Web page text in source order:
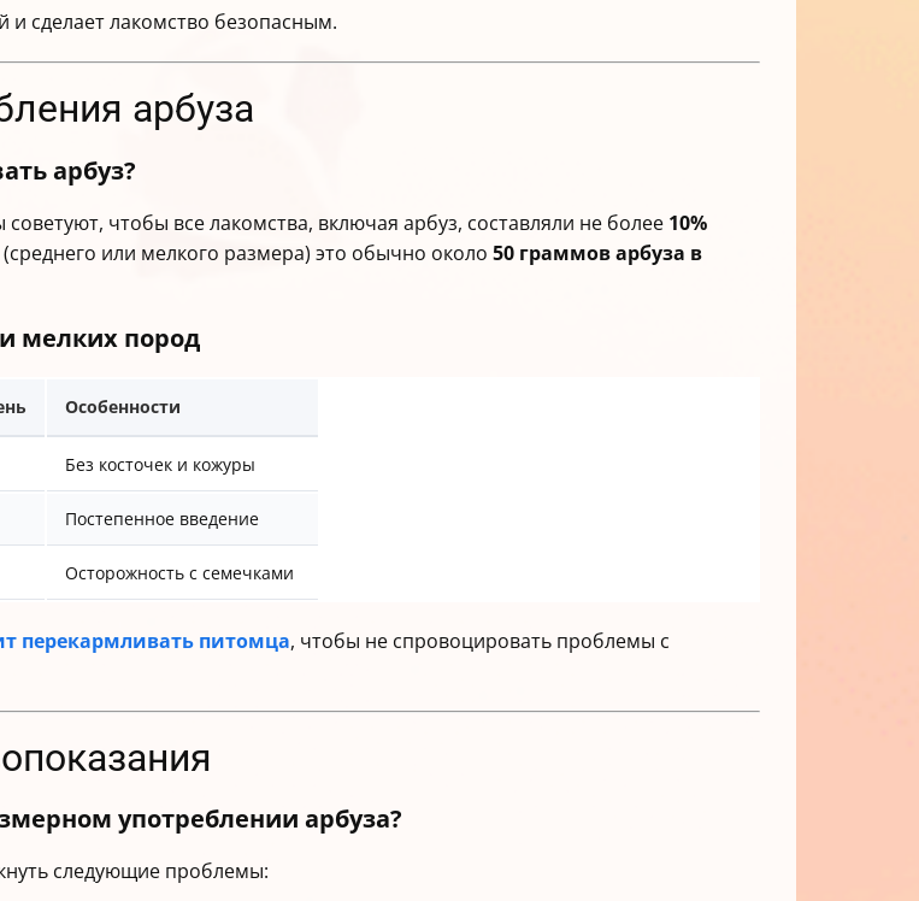
сделает лакомство безопасным.
арбуза
арбуз?
чтобы все лакомства, включая арбуз, составляли не более 10%
или мелкого размера) это обычно около 50 граммов арбуза в
мелких пород
Особенности
Без косточек и кожуры
Постепенное введение
Осторожность с семечками
перекармливать питомца, чтобы не спровоцировать проблемы с
употреблении арбуза?
следующие проблемы: